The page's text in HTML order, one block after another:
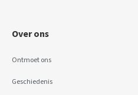
Over ons
Ontmoet ons
Geschiedenis